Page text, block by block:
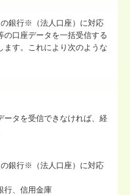
銀行※（法人口座）に対応
の口座データを一括受信する
ます。これにより次のような
ータを受信できなければ、経
銀行※（法人口座）に対応
行、信用金庫